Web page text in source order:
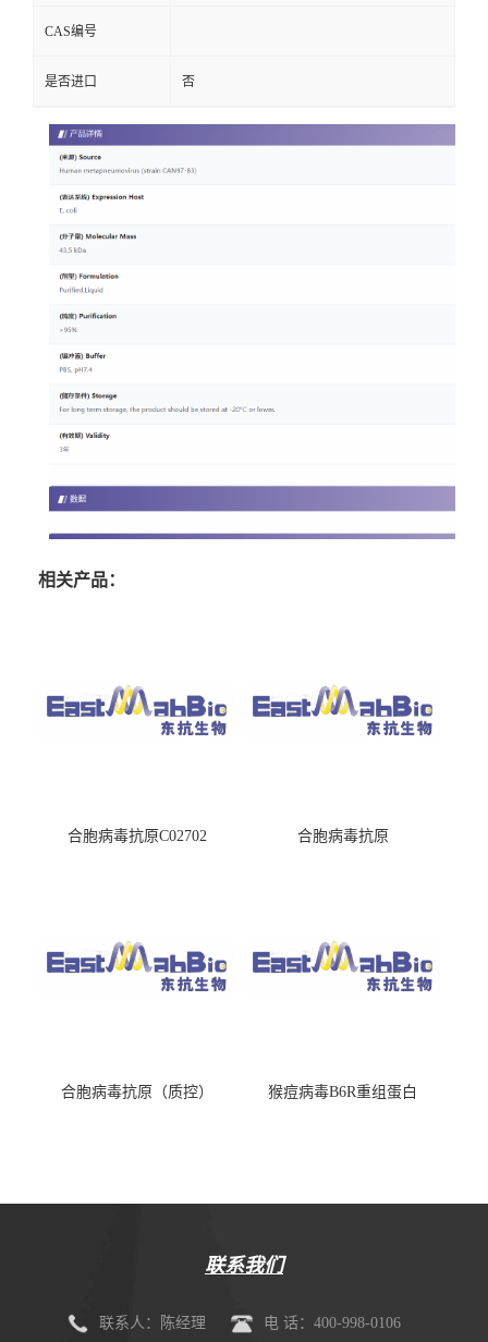
CAS编号
是否进口 否
相关产品：
合胞病毒抗原C02702 合胞病毒抗原
合胞病毒抗原（质控） 猴痘病毒B6R重组蛋白
联系我们
联系人：陈经理 电 话：400-998-0106